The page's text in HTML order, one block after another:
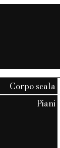
Corpo scala
Piani